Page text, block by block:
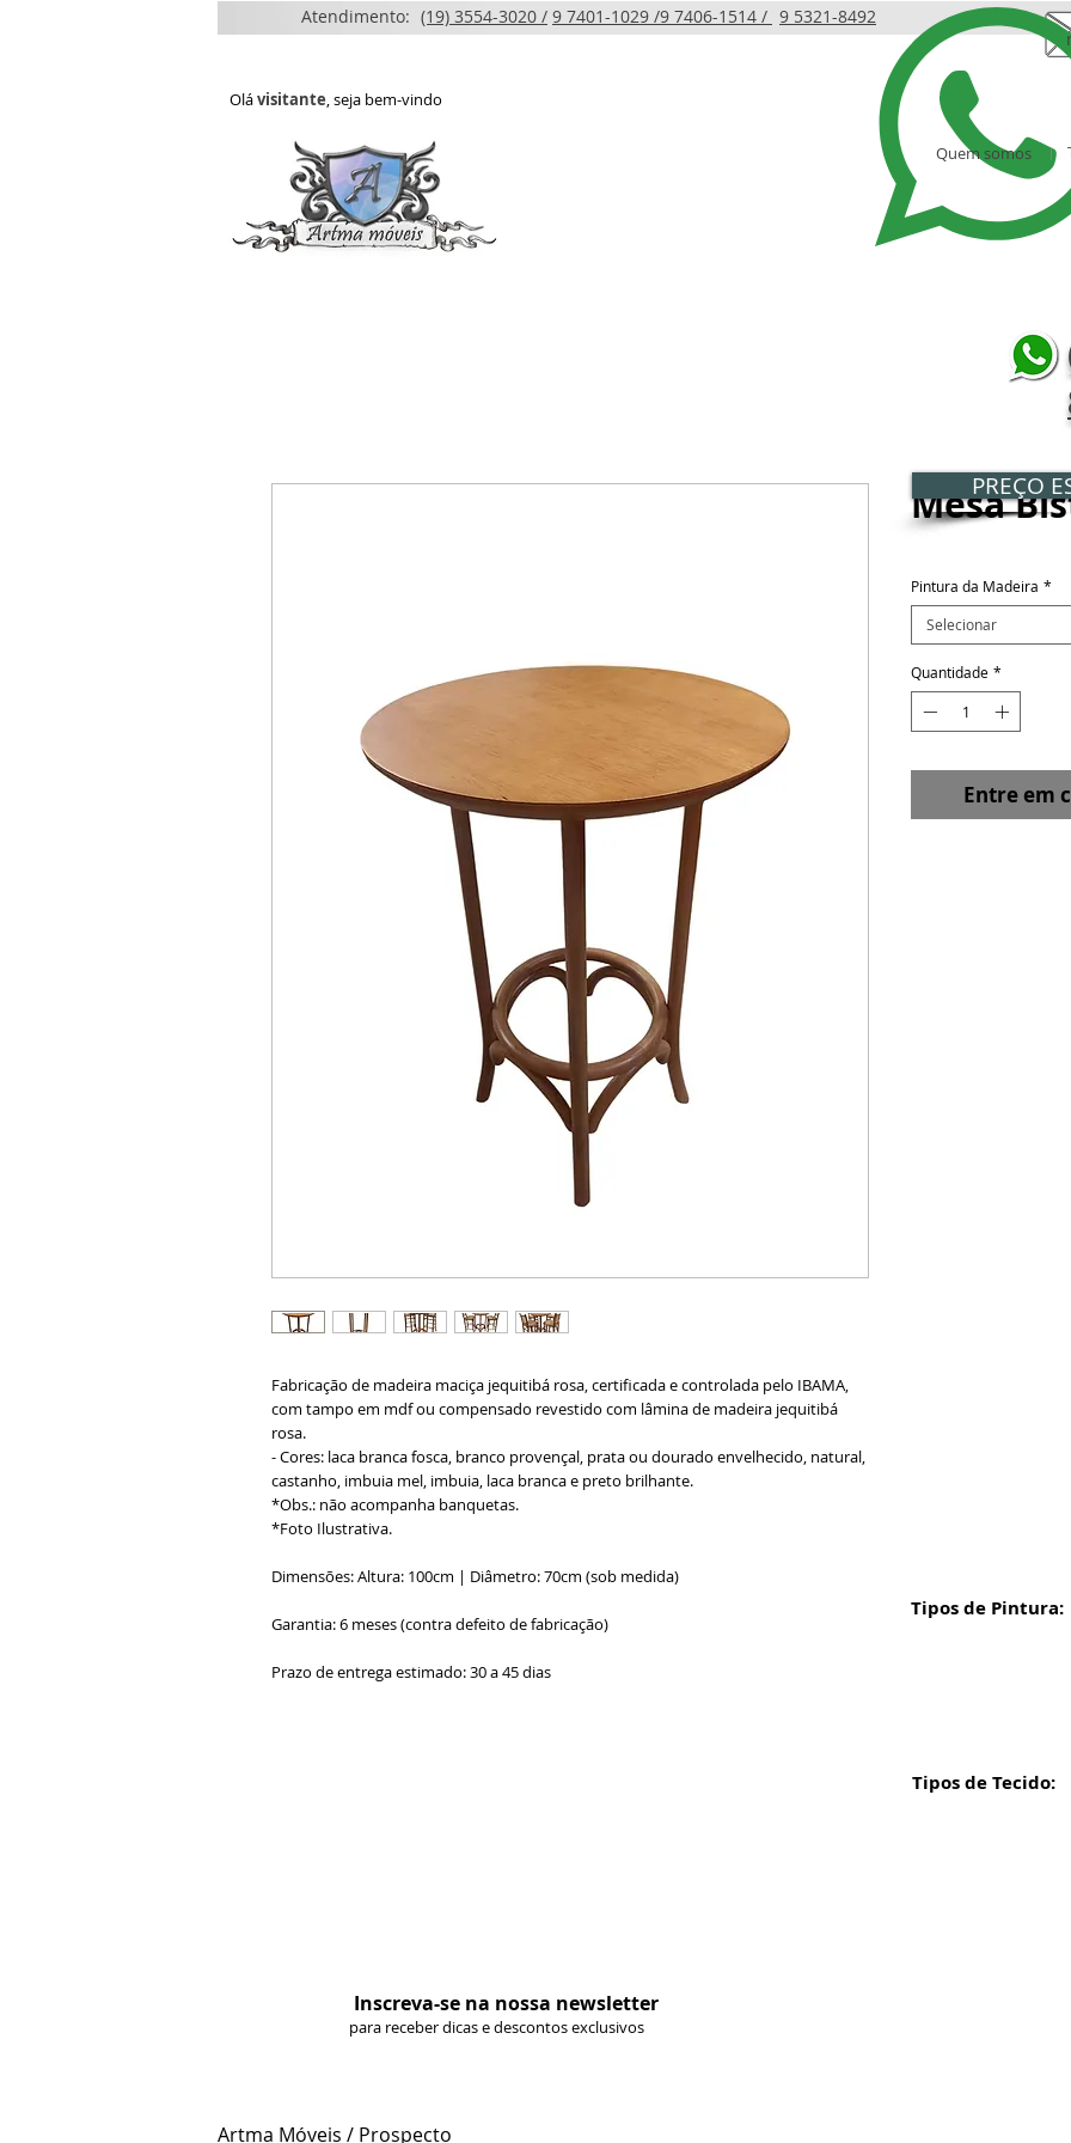
Atendimento: (19) 3554-3020 / 9 7401-1029 / 9 5321-8492
9 7406-1514 /
Olávisitante, seja bem-vindo
Quem somos
Fabricação de madeira maciça jequitibá rosa, certificada e controlada pelo IBAMA,
com tampo em mdf ou compensado revestido com lâmina de madeira jequitibá
rosa.
- Cores: laca branca fosca, branco provençal, prata ou dourado envelhecido, natural,
castanho, imbuia mel, imbuia, laca branca e preto brilhante.
*Obs.: não acompanha banquetas.
*Foto Ilustrativa.
Dimensões: Altura: 100cm | Diâmetro: 70cm (sob medida)
Garantia: 6 meses (contra defeito de fabricação)
Prazo de entrega estimado: 30 a 45 dias
Mesa
Pintura da Madeira *
Selecionar
Quantidade *
Entre em
PREÇO
Tipos de Pintura:
Tipos de Tecido:
Inscreva-se na nossa newsletter
para receber dicas e descontos exclusivos
Artma Móveis / Prospecto